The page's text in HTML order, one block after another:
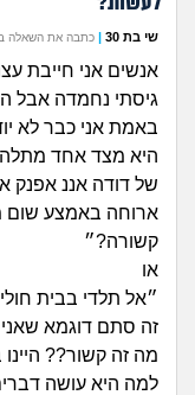
שי בת 30 | כתבה את השאלה ב-24/04/25 בשעה
אנשים אני חייבת
גיסתי נחמדה אבל
באמת אני כבר לא
היא מצד אחד
של דודה אננ אפנק
ארוחה באמצע שום
קשורה?״
או
״אל תלדי בבית
זה סתם דוגמא
מה זה קשור??
למה היא עושה